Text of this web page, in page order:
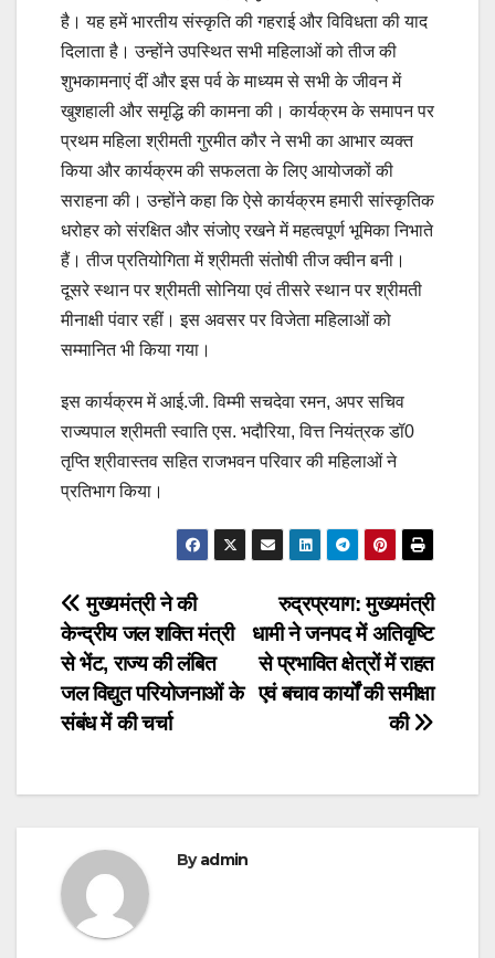
है। यह हमें भारतीय संस्कृति की गहराई और विविधता की याद
दिलाता है। उन्होंने उपस्थित सभी महिलाओं को तीज की
शुभकामनाएं दीं और इस पर्व के माध्यम से सभी के जीवन में
खुशहाली और समृद्धि की कामना की। कार्यक्रम के समापन पर
प्रथम महिला श्रीमती गुरमीत कौर ने सभी का आभार व्यक्त
किया और कार्यक्रम की सफलता के लिए आयोजकों की
सराहना की। उन्होंने कहा कि ऐसे कार्यक्रम हमारी सांस्कृतिक
धरोहर को संरक्षित और संजोए रखने में महत्वपूर्ण भूमिका निभाते
हैं। तीज प्रतियोगिता में श्रीमती संतोषी तीज क्वीन बनी।
दूसरे स्थान पर श्रीमती सोनिया एवं तीसरे स्थान पर श्रीमती
मीनाक्षी पंवार रहीं। इस अवसर पर विजेता महिलाओं को
सम्मानित भी किया गया।
इस कार्यक्रम में आई.जी. विम्मी सचदेवा रमन, अपर सचिव
राज्यपाल श्रीमती स्वाति एस. भदौरिया, वित्त नियंत्रक डॉ0
तृप्ति श्रीवास्तव सहित राजभवन परिवार की महिलाओं ने
प्रतिभाग किया।
Post
navigation
रुद्रप्रयाग: मुख्यमंत्री
धामी ने जनपद में अतिवृष्टि
से प्रभावित क्षेत्रों में राहत
एवं बचाव कार्यों की समीक्षा
की
मुख्यमंत्री ने की
केन्द्रीय जल शक्ति मंत्री
से भेंट, राज्य की लंबित
जल विद्युत परियोजनाओं के
संबंध में की चर्चा
Byadmin